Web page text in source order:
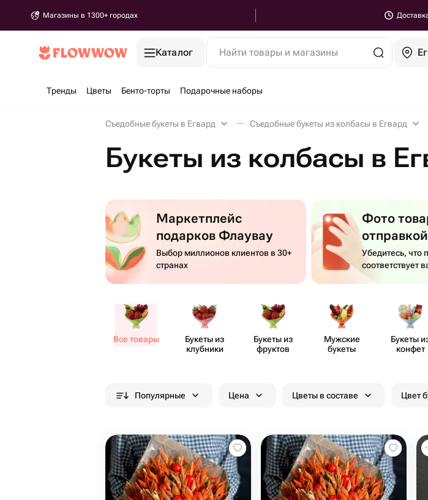
Магазины в 1300+ городах
Каталог Найти товары и магазины
Тренды Цветы Бенто-торты Подарочные наборы
Съедобные букеты в Егвард Съедобные букеты из колбасы в Егвард
Букеты из колбасы в
Маркетплейс
подарков Флаувау
Выбор миллионов клиентов в 30+
странах
Фото
отправкой
Убедитесь, что
соответствует
Все товары
Букеты из
клубники
Букеты из
фруктов
Мужские
букеты
Букеты
конфет
Популярные Цена Цветы в составе Цвет
-